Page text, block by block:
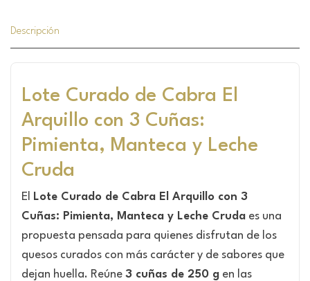
Descripción
Lote Curado de Cabra El
Arquillo con 3 Cuñas:
Pimienta, Manteca y Leche
Cruda
El
Lote Curado de Cabra El Arquillo con 3
Cuñas: Pimienta, Manteca y Leche Cruda es una
propuesta pensada para quienes disfrutan de los
quesos curados con más carácter y de sabores que
dejan huella. Reúne 3 cuñas de 250 g en las